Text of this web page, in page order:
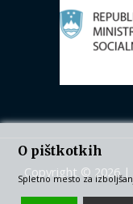
Copyright © 2026 |
O pištkotkih
Spletno mesto za